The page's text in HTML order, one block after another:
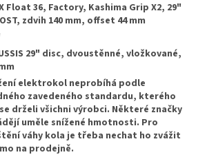
Float 36, Factory, Kashima Grip X2, 29"
zdvih 140 mm, offset 44 mm
29" disc, dvoustěnné, vložkované,
elektrokol neprobíhá podle
zavedeného standardu, kterého
drželi všichni výrobci. Některé značky
uměle snížené hmotnosti. Pro
váhy kola je třeba nechat ho zvážit
na prodejně.